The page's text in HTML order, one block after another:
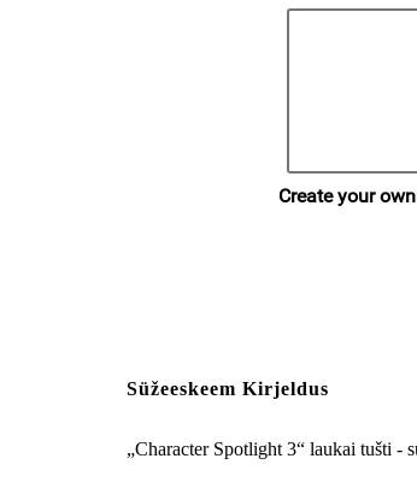
Süžeeskeem Kirjeldus
„Character Spotlight 3“ laukai tušti -